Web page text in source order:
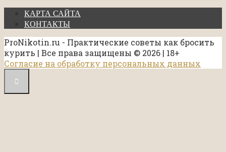
КАРТА САЙТА
КОНТАКТЫ
ProNikotin.ru - Практические советы как бросить
курить | Все права защищены © 2026 | 18+
Согласие на обработку персональных данных